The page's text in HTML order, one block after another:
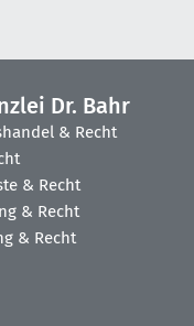
Dr. Bahr
& Recht
& Recht
& Recht
& Recht